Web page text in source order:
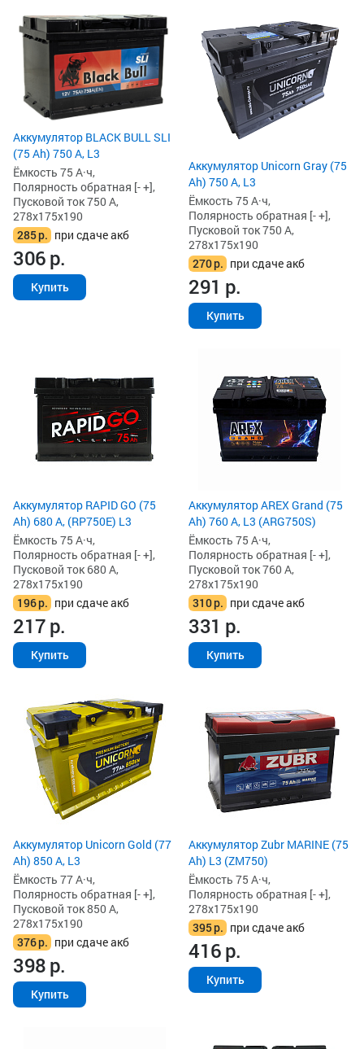
Аккумулятор BLACK BULL SLI
(75 Ah) 750 А, L3
Ёмкость 75 А·ч,
Полярность обратная [- +],
Пусковой ток 750 А,
278x175x190
285р. при сдаче акб
306р.
Купить
Аккумулятор Unicorn Gray (75
Ah) 750 А, L3
Ёмкость 75 А·ч,
Полярность обратная [- +],
Пусковой ток 750 А,
278x175x190
270р. при сдаче акб
291 р.
Купить
Аккумулятор RAPID GO (75
Ah) 680 А, (RP750E) L3
Ёмкость 75 А·ч,
Полярность обратная [- +],
Пусковой ток 680 А,
278x175x190
196р. при сдаче акб
217р.
Купить
Аккумулятор AREX Grand (75
Ah) 760 А, L3 (ARG750S)
Ёмкость 75 А·ч,
Полярность обратная [- +],
Пусковой ток 760 А,
278x175x190
310р. при сдаче акб
331 р.
Купить
Аккумулятор Unicorn Gold (77
Ah) 850 А, L3
Ёмкость 77 А·ч,
Полярность обратная [- +],
Пусковой ток 850 А,
278x175x190
376р. при сдаче акб
398р.
Купить
Аккумулятор Zubr MARINE (75
Ah) L3 (ZM750)
Ёмкость 75 А·ч,
Полярность обратная [- +],
278x175x190
395р. при сдаче акб
416р.
Купить